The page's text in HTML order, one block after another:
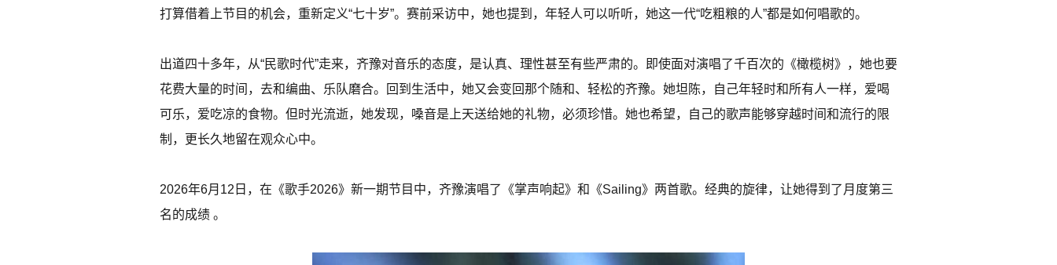
打算借着上节目的机会，重新定义“七十岁”。赛前采访中，她也提到，年轻人可以听听，她这一代“吃粗粮的人”都是如何唱歌的。
出道四十多年，从“民歌时代”走来，齐豫对音乐的态度，是认真、理性甚至有些严肃的。即使面对演唱了千百次的《橄榄树》，她也要
花费大量的时间，去和编曲、乐队磨合。回到生活中，她又会变回那个随和、轻松的齐豫。她坦陈，自己年轻时和所有人一样，爱喝
可乐，爱吃凉的食物。但时光流逝，她发现，嗓音是上天送给她的礼物，必须珍惜。她也希望，自己的歌声能够穿越时间和流行的限
制，更长久地留在观众心中。
2026年6月12日，在《歌手2026》新一期节目中，齐豫演唱了《掌声响起》和《Sailing》两首歌。经典的旋律，让她得到了月度第三
名的成绩 。